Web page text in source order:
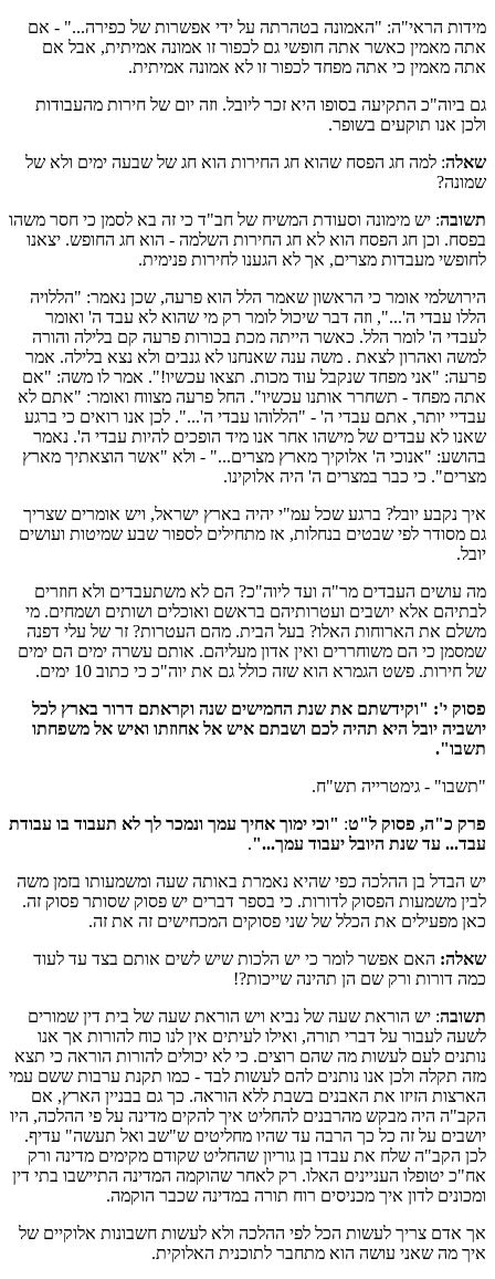
מידות הראי"ה: "האמונה בטהרתה על ידי אפשרות של כפירה..." - אם
אתה מאמין כאשר אתה חופשי גם לכפור זו אמונה אמיתית, אבל אם
אתה מאמין כי אתה מפחד לכפור זו לא אמונה אמיתית.
גם ביוה"כ התקיעה בסופו היא זכר ליובל. וזה יום של חירות מהעבודות
ולכן אנו תוקעים בשופר.
שאלה: למה חג הפסח שהוא חג החירות הוא חג של שבעה ימים ולא של
שמונה?
תשובה: יש מימונה וסעודת המשיח של חב"ד כי זה בא לסמן כי חסר משהו
בפסח. וכן חג הפסח הוא לא חג החירות השלמה - הוא חג החופש. יצאנו
לחופשי מעבדות מצרים, אך לא הגענו לחירות פנימית.
הירושלמי אומר כי הראשון שאמר הלל הוא פרעה, שכן נאמר: "הללויה
הללו עבדי ה'...", וזה דבר שיכול לומר רק מי שהוא לא עבד ה' ואומר
לעבדי ה' לומר הלל. כאשר הייתה מכת בכורות פרעה קם בלילה והורה
למשה ואהרון לצאת . משה ענה שאנחנו לא גנבים ולא נצא בלילה. אמר
פרעה: "אני מפחד שנקבל עוד מכות. תצאו עכשיו!". אמר לו משה: "אם
אתה מפחד - תשחרר אותנו עכשיו". החל פרעה מצווח ואומר: "אתם לא
עבדיי יותר, אתם עבדי ה' - "הללוהו עבדי ה'...". לכן אנו רואים כי ברגע
שאנו לא עבדים של מישהו אחר אנו מיד הופכים להיות עבדי ה'. נאמר
בהושע: "אנוכי ה' אלוקיך מארץ מצרים..." - ולא "אשר הוצאתיך מארץ
מצרים". כי כבר במצרים ה' היה אלוקינו.
איך נקבע יובל? ברגע שכל עמ"י יהיה בארץ ישראל, ויש אומרים שצריך
גם מסודר לפי שבטים בנחלות, אז מתחילים לספור שבע שמיטות ועושים
יובל.
מה עושים העבדים מר"ה ועד ליוה"כ? הם לא משתעבדים ולא חוזרים
לבתיהם אלא יושבים ועטרותיהם בראשם ואוכלים ושותים ושמחים. מי
משלם את הארוחות האלו? בעל הבית. מהם העטרות? זר של עלי דפנה
שמסמן כי הם משוחררים ואין אדון מעליהם. אותם עשרה ימים הם ימים
של חירות. פשט הגמרא הוא שזה כולל גם את יוה"כ כי כתוב 10 ימים.
פסוק י': "וקידשתם את שנת החמישים שנה וקראתם דרור בארץ לכל
יושביה יובל היא תהיה לכם ושבתם איש אל אחוזתו ואיש אל משפחתו
תשבו".
"תשבו" - גימטרייה תש"ח.
פרק כ"ה, פסוק ל"ט: "וכי ימוך אחיך עמך ונמכר לך לא תעבוד בו עבודת
עבד... עד שנת היובל יעבוד עמך...".
יש הבדל בן ההלכה כפי שהיא נאמרת באותה שעה ומשמעותו בזמן משה
לבין משמעות הפסוק לדורות. כי בספר דברים יש פסוק שסותר פסוק זה.
כאן מפעילים את הכלל של שני פסוקים המכחישים זה את זה.
שאלה: האם אפשר לומר כי יש הלכות שיש לשים אותם בצד עד לעוד
כמה דורות ורק שם הן תהינה שייכות?!
תשובה: יש הוראת שעה של נביא ויש הוראת שעה של בית דין שמורים
לשעה לעבור על דברי תורה, ואילו לעיתים אין לנו כוח להורות אך אנו
נותנים לעם לעשות מה שהם רוצים. כי לא יכולים להורות הוראה כי תצא
מזה תקלה ולכן אנו נותנים להם לעשות לבד - כמו תקנת ערבות ששם עמי
הארצות הזיזו את האבנים בשבת ללא הוראה. כך גם בבניין הארץ, אם
הקב"ה היה מבקש מהרבנים להחליט איך להקים מדינה על פי ההלכה, היו
יושבים על זה כל כך הרבה עד שהיו מחליטים ש"שב ואל תעשה" עדיף.
לכן הקב"ה שלח את עבדו בן גוריון שהחליט שקודם מקימים מדינה ורק
אח"כ יטופלו העניינים האלו. רק לאחר שהוקמה המדינה התיישבו בתי דין
ומכונים לדון איך מכניסים רוח תורה במדינה שכבר הוקמה.
אך אדם צריך לעשות הכל לפי ההלכה ולא לעשות חשבונות אלוקיים של
איך מה שאני עושה הוא מתחבר לתוכנית האלוקית.